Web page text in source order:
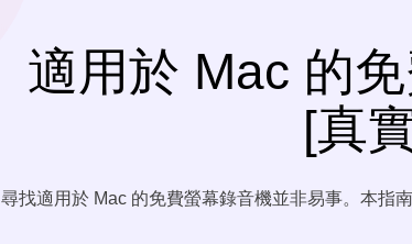
適用於 Mac 的
[真
尋找適用於 Mac 的免費螢幕錄音機並非易事。本指